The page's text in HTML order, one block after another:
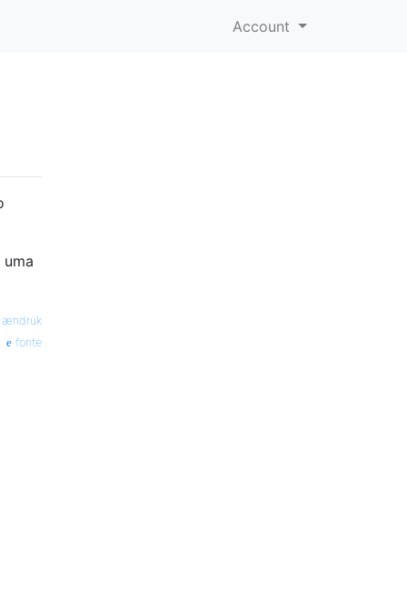
Account
ændrük
fonte